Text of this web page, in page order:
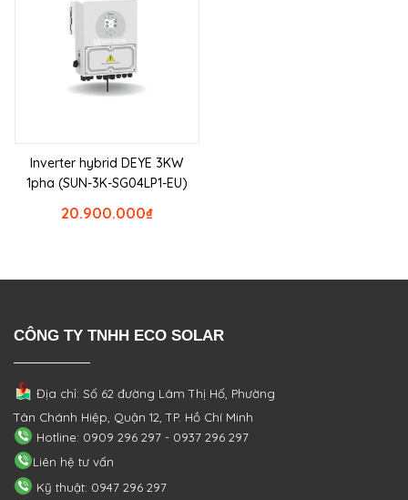
Inverter hybrid DEYE 3KW
1pha (SUN-3K-SG04LP1-EU)
₫
20.900.000
CÔNG TY TNHH ECO SOLAR
Địa chỉ: Số 62 đường Lâm Thị Hố, Phường
Tân Chánh Hiệp, Quận 12, TP. Hồ Chí Minh
Hotline: 0909 296 297 - 0937 296 297
Liên hệ tư vấn
Kỹ thuật: 0947 296 297